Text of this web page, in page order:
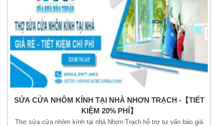
SỬA CỬA NHÔM KÍNH TẠI NHÀ NHƠN TRẠCH -【TIẾT
KIỆM 20% PHÍ】
Thợ sửa cửa nhôm kính tại nhà Nhơn Trạch hỗ trợ tư vấn báo giá